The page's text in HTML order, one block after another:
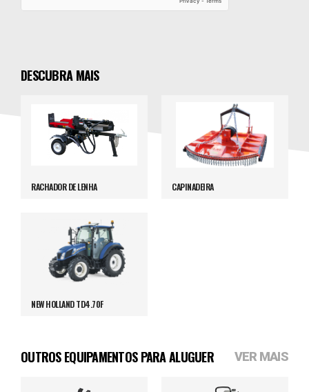
DESCUBRA MAIS
RACHADOR DE LENHA CAPINADEIRA
NEW HOLLAND TD4.70F
OUTROS EQUIPAMENTOS PARA ALUGUER VER MAIS